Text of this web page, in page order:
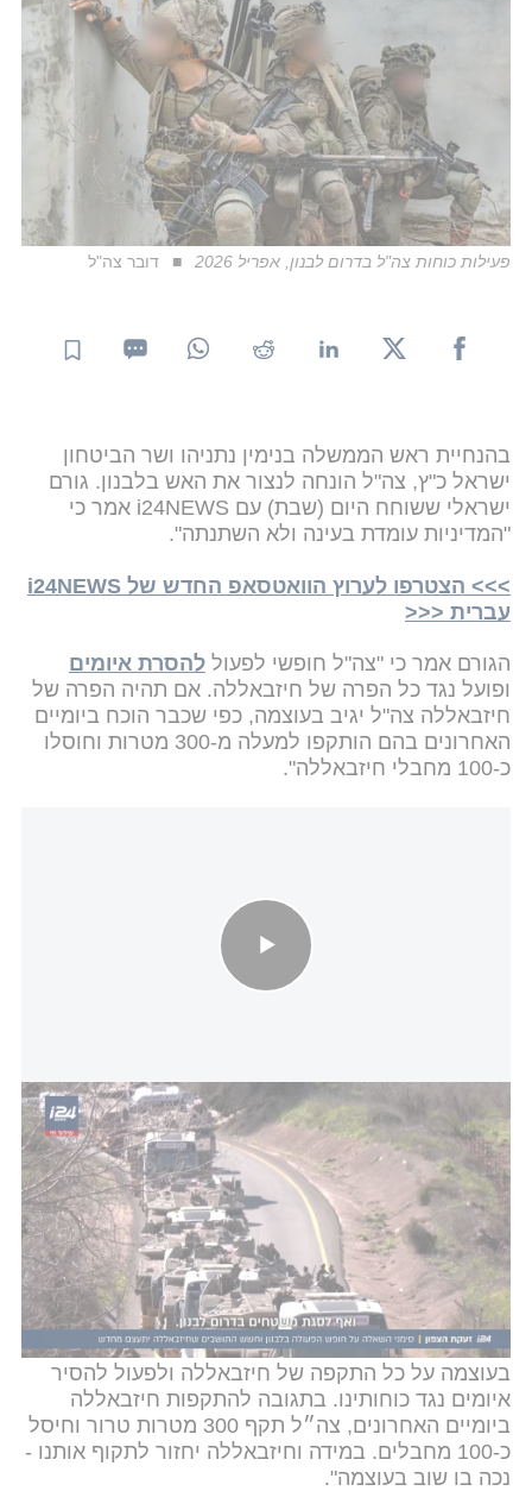
פעילות כוחות צה"ל בדרום לבנון, אפריל 2026 דובר צה"ל
בהנחיית ראש הממשלה בנימין נתניהו ושר הביטחון
ישראל כ"ץ, צה"ל הונחה לנצור את האש בלבנון. גורם
ישראלי ששוחח היום (שבת) עם i24NEWS אמר כי
"המדיניות עומדת בעינה ולא השתנתה".
>>> הצטרפו לערוץ הוואטסאפ החדש של i24NEWS
עברית <<<
הגורם אמר כי "צה"ל חופשי לפעול להסרת איומים
ופועל נגד כל הפרה של חיזבאללה. אם תהיה הפרה של
חיזבאללה צה"ל יגיב בעוצמה, כפי שכבר הוכח ביומיים
האחרונים בהם הותקפו למעלה מ-300 מטרות וחוסלו
כ-100 מחבלי חיזבאללה".
החשש בצפון מההסכם המתגבש: "חיזבאללה לא הוכרע, אסור לסגת
מלבנון"
הוא הוסיף כי "במקביל, צה"ל מחזיק ברצועת הביטחון
ופועל בחופש פעולה מלא בתוך הקו הצהוב לטיהור
המרחב מתשתיות טרור". גורם נוסף מסר: "תקפו,
הגבנו, וכך ימשיך".
בתוך כך, גורם מדיני בכיר הבהיר: "ראש הממשלה חזר
והבהיר - ישראל תישאר ברצועת הביטחון ככל שיידרש
להגנה על גבולה הצפוני.נתניהו הנחה את צה״ל להגיב
בעוצמה על כל התקפה של חיזבאללה ולפעול להסיר
איומים נגד כוחותינו. בתגובה להתקפות חיזבאללה
ביומיים האחרונים, צה״ל תקף 300 מטרות טרור וחיסל
כ-100 מחבלים. במידה וחיזבאללה יחזור לתקוף אותנו -
נכה בו שוב בעוצמה".